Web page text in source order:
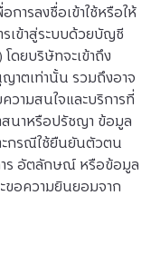
ารลงชื่อเข้าใช้หรือให้
เข้าสู่ระบบด้วยบัญชี
ยบริษัทจะเข้าถึง
าตเท่านั้น รวมถึงอาจ
ามสนใจและบริการที่
สนาหรือปรัชญา ข้อมูล
ะกรณีใช้ยืนยันตัวตน
าร อัตลักษณ์ หรือข้อมูล
ขอความยินยอมจาก